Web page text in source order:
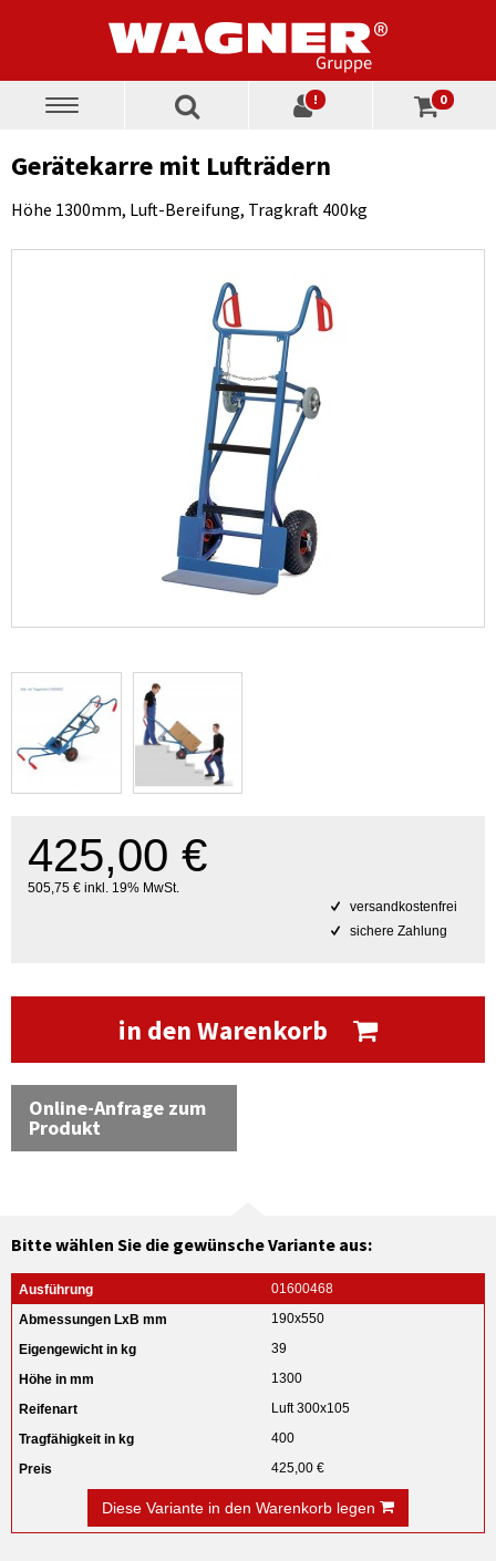
Toggle
! 0
Gerätekarre mit Lufträdern
Höhe 1300mm, Luft-Bereifung, Tragkraft 400kg
425,00 €
505,75 € inkl. 19% MwSt.
versandkostenfrei
sichere Zahlung
in den Warenkorb
Online-Anfrage zum
Produkt
Bitte wählen Sie die gewünsche Variante aus:
01600468
190x550
39
1300
Luft 300x105
400
425,00 €
Diese Variante in den Warenkorb legen